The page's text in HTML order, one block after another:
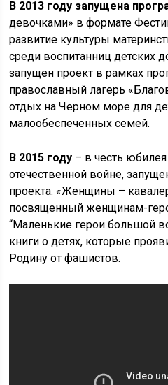
В 2013 году запущена
девочками» в формате
развитие культуры
среди воспитанниц детских
запущен проект в рамках
православный лагерь
отдых на Черном море для
малообеспеченных семей.
В 2015 году – в честь
отечественной войне,
проекта: «Женщины –
посвященный женщинам-
“Маленькие герои большой
книги о детях, которые
Родину от фашистов.